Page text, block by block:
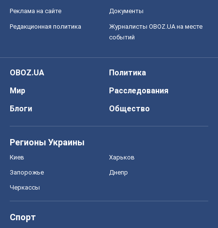
Реклама на сайте Документы
Редакционная политика
Журналисты OBOZ.UA на месте
событий
OBOZ.UA
Политика
Мир
Расследования
Блоги
Общество
Регионы Украины
Киев Харьков
Запорожье Днепр
Черкассы
Спорт